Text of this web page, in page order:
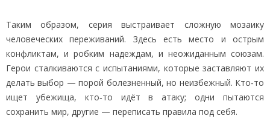
Таким образом, серия выстраивает сложную мозаику
человеческих переживаний. Здесь есть место и острым
конфликтам, и робким надеждам, и неожиданным союзам.
Герои сталкиваются с испытаниями, которые заставляют их
делать выбор — порой болезненный, но неизбежный. Кто‑то
ищет убежища, кто‑то идёт в атаку; одни пытаются
сохранить мир, другие — переписать правила под себя.